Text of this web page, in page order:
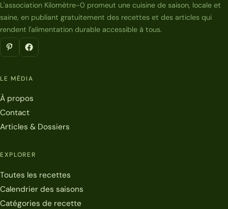
L'association Kilomètre-0 promeut une cuisine de saison, locale et
saine, en publiant gratuitement des recettes et des articles qui
rendent l'alimentation durable accessible à tous.
LE MÉDIA
À propos
Contact
Articles & Dossiers
EXPLORER
Toutes les recettes
Calendrier des saisons
Catégories de recette